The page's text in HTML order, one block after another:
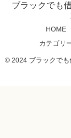
ブラックでも
HOME
カテゴリ
© 2024 ブラックで